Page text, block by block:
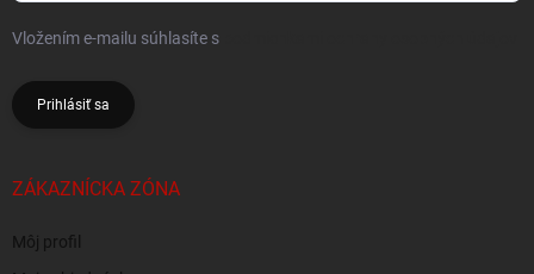
Vložením e-mailu súhlasíte s
Prihlásiť sa
ZÁKAZNÍCKA ZÓNA
Môj profil